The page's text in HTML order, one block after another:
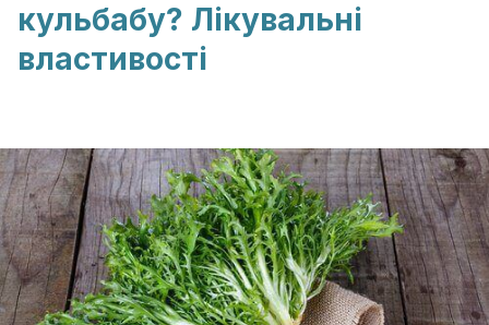
кульбабу? Лікувальні
властивості